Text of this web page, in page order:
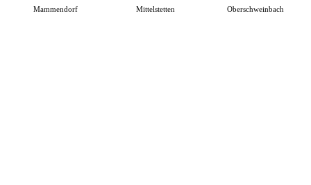
Mammendorf Mittelstetten Oberschweinbach